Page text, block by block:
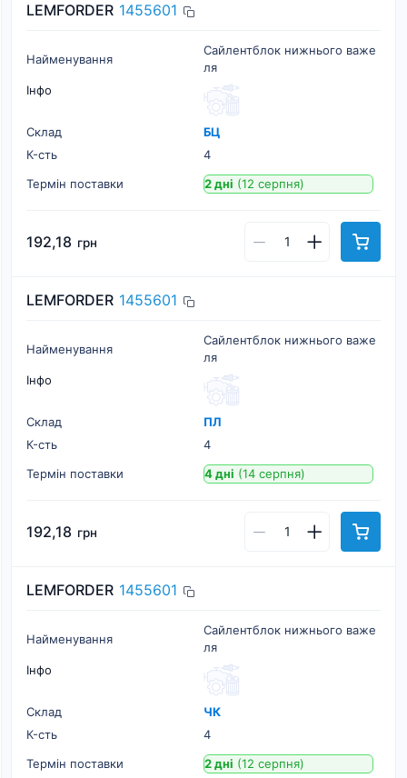
LEMFORDER 1455601
Найменування
Сайлентблок нижнього важе
ля
Інфо
Склад
БЦ
К-cть
4
Термін поставки
2 дні (12 серпня)
192,18 грн
LEMFORDER 1455601
Найменування
Сайлентблок нижнього важе
ля
Інфо
Склад
ПЛ
К-cть
4
Термін поставки
4 дні (14 серпня)
192,18 грн
LEMFORDER 1455601
Найменування
Сайлентблок нижнього важе
ля
Інфо
Склад
ЧК
К-cть
4
Термін поставки
2 дні (12 серпня)